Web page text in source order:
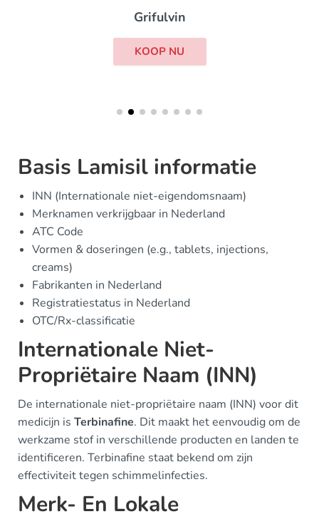
Grifulvin
KOOP NU
Basis Lamisil informatie
INN (Internationale niet-eigendomsnaam)
Merknamen verkrijgbaar in Nederland
ATC Code
Vormen & doseringen (e.g., tablets, injections,
creams)
Fabrikanten in Nederland
Registratiestatus in Nederland
OTC/Rx-classificatie
Internationale Niet-
Propriëtaire Naam (INN)
De internationale niet-propriëtaire naam (INN) voor dit
medicijn is Terbinafine. Dit maakt het eenvoudig om de
werkzame stof in verschillende producten en landen te
identificeren. Terbinafine staat bekend om zijn
effectiviteit tegen schimmelinfecties.
Merk- En Lokale